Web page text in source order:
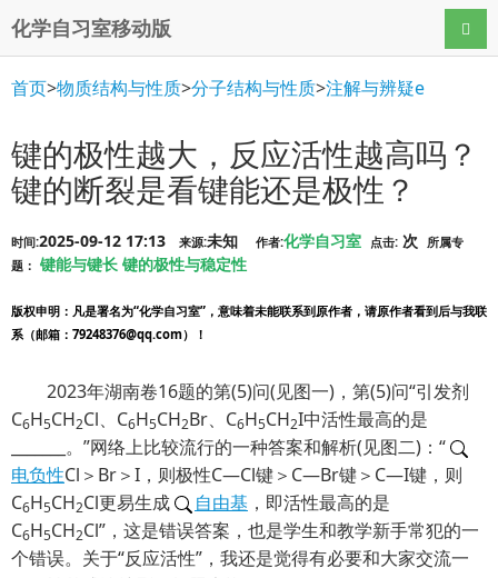
化学自习室移动版 导航
首页>物质结构与性质>分子结构与性质>注解与辨疑e
键的极性越大，反应活性越高吗？
键的断裂是看键能还是极性？
时间:2025-09-12 17:13 来源:未知 作者:化学自习室 点击: 次
所属专
题： 键能与键长 键的极性与稳定性
版权申明 ：凡是署名为“化学自习室”，意味着未能联系到原作者，请原作者看到后与我联
系（邮箱：79248376@qq.com）！
2023年湖南卷16题的第(5)问(见图一)，第(5)问“引发剂
C6H5CH2Cl、C6H5CH2Br、C6H5CH2I中活性最高的是
_______。”网络上比较流行的一种答案和解析(见图二)：“
电负性Cl＞Br＞I，则极性C—Cl键＞C—Br键＞C—I键，则
C6H5CH2Cl更易生成 自由基 ，即活性最高的是
C6H5CH2Cl”，这是错误答案，也是学生和教学新手常犯的一
个错误。关于“反应活性”，我还是觉得有必要和大家交流一